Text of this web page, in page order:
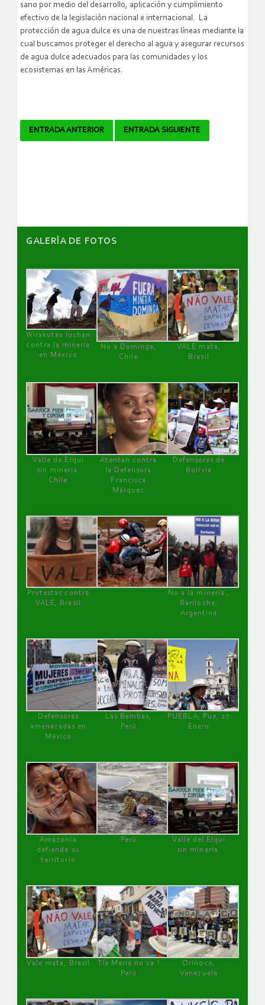
sano por medio del desarrollo, aplicación y cumplimiento
efectivo de la legislación nacional e internacional. La
protección de agua dulce es una de nuestras líneas mediante la
cual buscamos proteger el derecho al agua y asegurar recursos
de agua dulce adecuados para las comunidades y los
ecosistemas en las Américas.
Navegador
ENTRADA ANTERIOR ENTRADA SIGUIENTE
GALERÌA DE FOTOS
Wirakutas luchan
contra la minería
en México
No a Dominga,
Chile
VALE mata,
Brasil
Valle de Elqui
sin minería.
Chile
Atentan contra
la Defensora
Francisca
Márquez
Defensoras de
Bolivia
Protestas contra
VALE, Brasil
No a la minería ,
Bariloche,
Argentina
Defensoras
amenazadas en
México
Las Bambas,
Perú
PUEBLA, Pue, 27
Enero
Amazonía
defiende su
territorio
Perú
Valle del Elqui
sin minería.
Vale mata, Brasil
Tía María no va !
Perú
Orinoco,
Venezuela